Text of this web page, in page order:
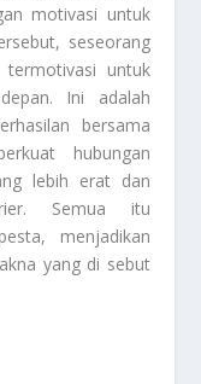
motivasi untuk
seseorang
untuk
Ini adalah
bersama
hubungan
lebih erat dan
Semua itu
menjadikan
yang di sebut